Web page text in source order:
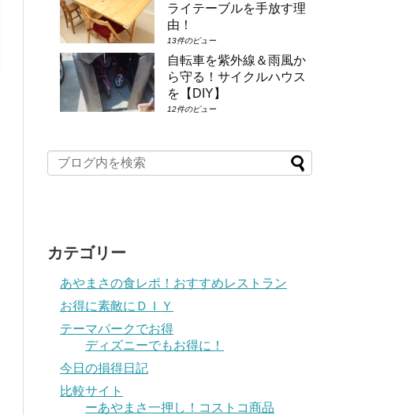
ライテーブルを手放す理
由！
13件のビュー
自転車を紫外線＆雨風か
ら守る！サイクルハウス
を【DIY】
12件のビュー
カテゴリー
あやまさの食レポ！おすすめレストラン
お得に素敵にＤＩＹ
テーマパークでお得
ディズニーでもお得に！
今日の損得日記
比較サイト
ーあやまさ一押し！コストコ商品